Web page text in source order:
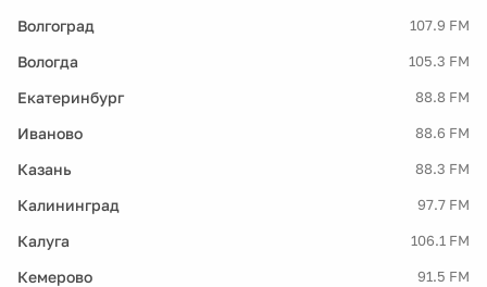
Волгоград 107.9 FM
Вологда 105.3 FM
Екатеринбург 88.8 FM
Иваново 88.6 FM
Казань 88.3 FM
Калининград 97.7 FM
Калуга 106.1 FM
Кемерово 91.5 FM